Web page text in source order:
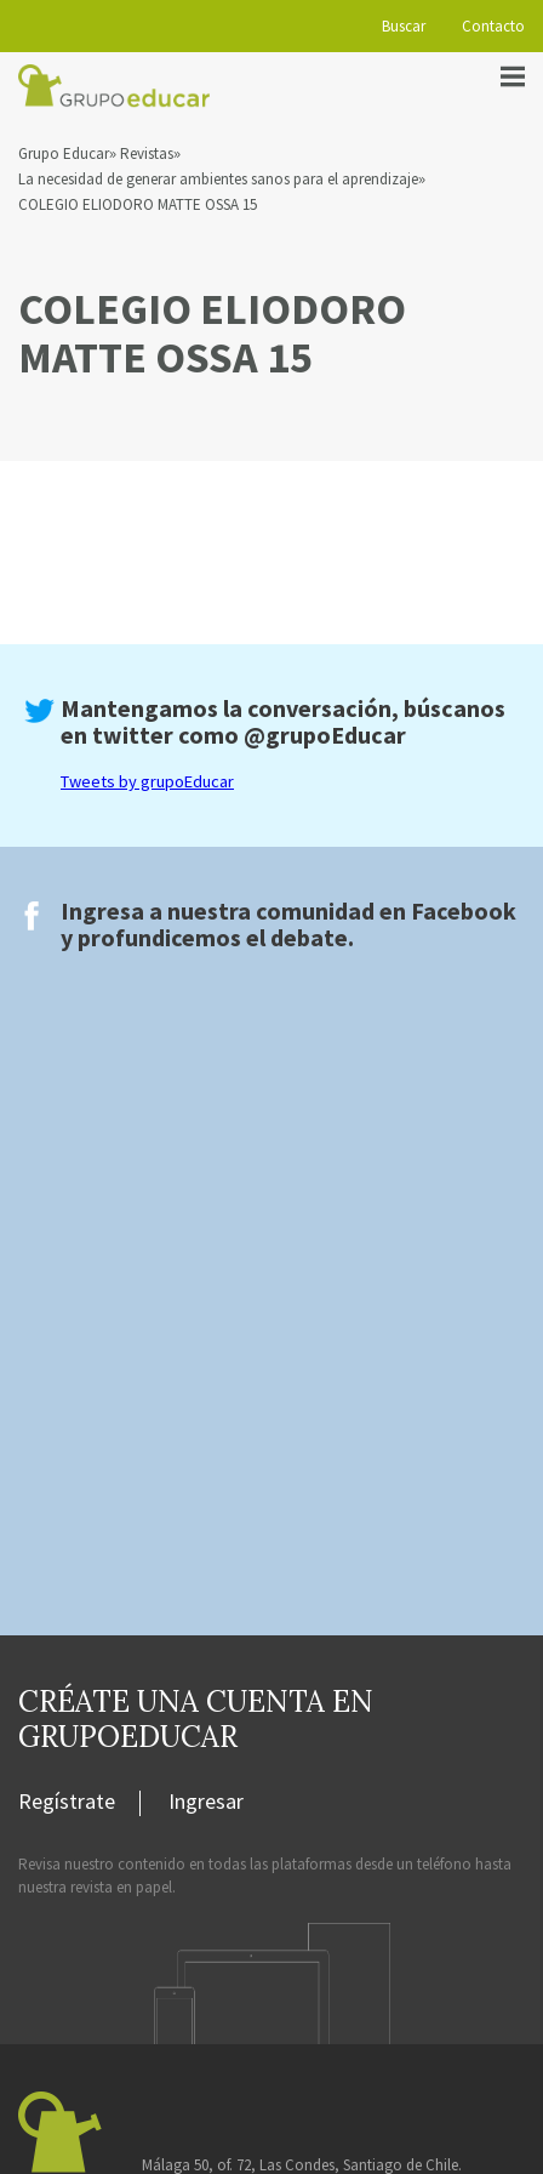
Buscar Contacto
Grupo Educar Revistas
La necesidad de generar ambientes sanos para el aprendizaje
COLEGIO ELIODORO MATTE OSSA 15
COLEGIO ELIODORO
MATTE OSSA 15
Mantengamos la conversación, búscanos
en twitter como @grupoEducar
Tweets by grupoEducar
Ingresa a nuestra comunidad en Facebook
y profundicemos el debate.
CRÉATE UNA CUENTA EN
GRUPOEDUCAR
Regístrate Ingresar
Revisa nuestro contenido en todas las plataformas desde un teléfono hasta
nuestra revista en papel.
Málaga 50, of. 72, Las Condes, Santiago de Chile.